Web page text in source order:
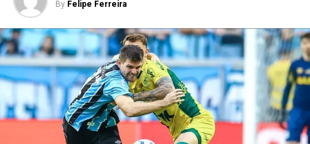
que podem fazer a diferença em uma partida equilibrada.
Por isso, a expectativa da torcida gremista é de que o
atacante volte a balançar as redes e ajude o Imortal a
construir uma vantagem fora de casa.
Carlos Vinícius volta em momento
decisivo
By Felipe Ferreira